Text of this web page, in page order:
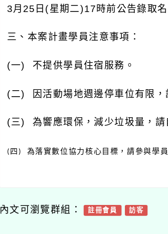
3月 25 日 (星期二)17時前公告錄取名
三、本案計畫學員注意事項：
(一) 不提供學員住宿服務。
(二) 因活動場地週邊停車位有限
(三) 為響應環保，減少垃圾量，請
( 四 ) 為落實數位協力核心目標，請參與學
內文可瀏覽群組： 註冊會員 訪客